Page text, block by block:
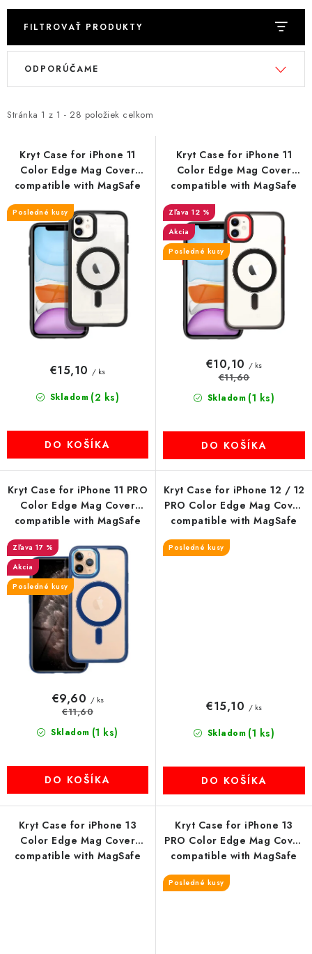
TIPY NA DARČEKY
PAMÄŤOVÉ KARTY A DISKY
PRÍSLUŠENSTVO K NOTEBOOKOM A PC
BATÉRIE VARTA
MULTIMÉDIÁ
KAMERY
OSTATNÉ PRÍSLUŠENSTVO
VÝPREDAJ
Podmienky ochrany osobných údajov
Reklamácia
FILTROVAŤ PRODUKTY
V
i
o
d
Stránka 1 z 1 - 28 položiek celkom
R
e
p
r
ODPORÚČAME
Kryt Case for iPhone 11
Color Edge Mag Cover
compatible with MagSafe
čierny
Posledné kusy
Skladom (2 ks)
€15,10 / ks
DO KOŠÍKA
Kryt Case for iPhone 11
Color Edge Mag Cover
compatible with MagSafe
čierny-red
12 %
Akcia
Posledné kusy
Skladom (1 ks)
€10,10 / ks
€11,60
DO KOŠÍKA
Kryt Case for iPhone 11 PRO
Color Edge Mag Cover
compatible with MagSafe
17 %
Akcia
Posledné kusy
Skladom (1 ks)
€9,60 / ks
€11,60
DO KOŠÍKA
Kryt Case for iPhone 12 / 12
PRO Color Edge Mag Cover
compatible with MagSafe
čierny
Posledné kusy
Skladom (1 ks)
€15,10 / ks
DO KOŠÍKA
Kryt Case for iPhone 13
Color Edge Mag Cover
compatible with MagSafe
Kryt Case for iPhone 13
PRO Color Edge Mag Cover
compatible with MagSafe
blue
Posledné kusy